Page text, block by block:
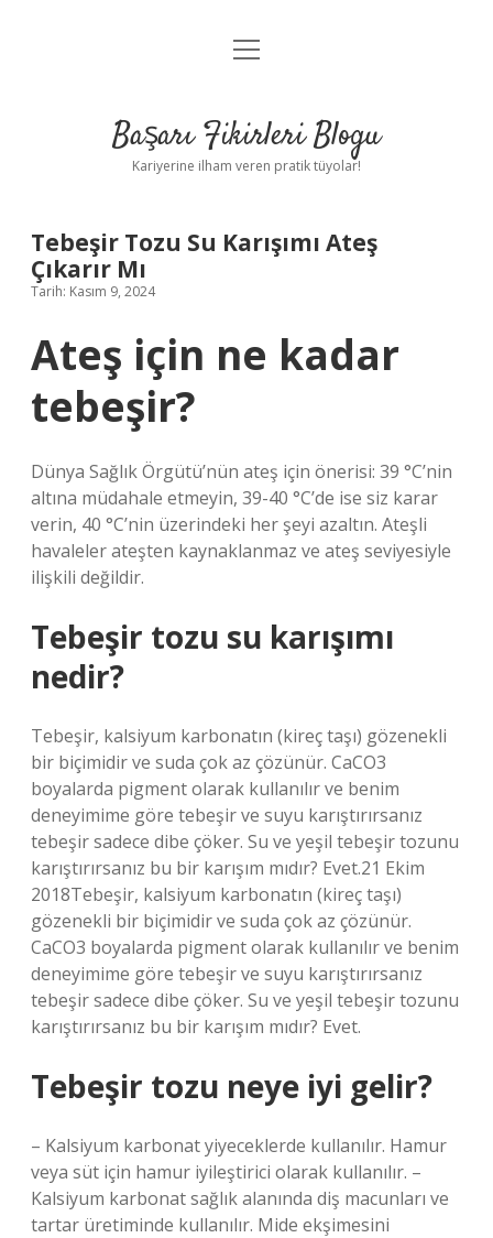
Anasayfa
Yasal Uyarı
menüyü
Başarı Fikirleri Blogu
Kariyerine ilham veren pratik tüyolar!
Tebeşir Tozu Su Karışımı Ateş
Çıkarır Mı
Tarih: Kasım 9, 2024
Ateş için ne kadar
tebeşir?
Dünya Sağlık Örgütü’nün ateş için önerisi: 39 °C’nin
altına müdahale etmeyin, 39-40 °C’de ise siz karar
verin, 40 °C’nin üzerindeki her şeyi azaltın. Ateşli
havaleler ateşten kaynaklanmaz ve ateş seviyesiyle
ilişkili değildir.
Tebeşir tozu su karışımı
nedir?
Tebeşir, kalsiyum karbonatın (kireç taşı) gözenekli
bir biçimidir ve suda çok az çözünür. CaCO3
boyalarda pigment olarak kullanılır ve benim
deneyimime göre tebeşir ve suyu karıştırırsanız
tebeşir sadece dibe çöker. Su ve yeşil tebeşir tozunu
karıştırırsanız bu bir karışım mıdır? Evet.21 Ekim
2018Tebeşir, kalsiyum karbonatın (kireç taşı)
gözenekli bir biçimidir ve suda çok az çözünür.
CaCO3 boyalarda pigment olarak kullanılır ve benim
deneyimime göre tebeşir ve suyu karıştırırsanız
tebeşir sadece dibe çöker. Su ve yeşil tebeşir tozunu
karıştırırsanız bu bir karışım mıdır? Evet.
Tebeşir tozu neye iyi gelir?
– Kalsiyum karbonat yiyeceklerde kullanılır. Hamur
veya süt için hamur iyileştirici olarak kullanılır. –
Kalsiyum karbonat sağlık alanında diş macunları ve
tartar üretiminde kullanılır. Mide ekşimesini